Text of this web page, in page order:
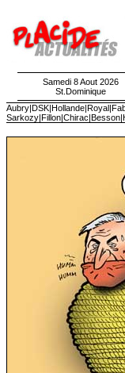
Samedi 8 Aout 2026
St.Dominique
Aubry|DSK|Hollande|Royal|
Sarkozy|Fillon|Chirac|Besson|